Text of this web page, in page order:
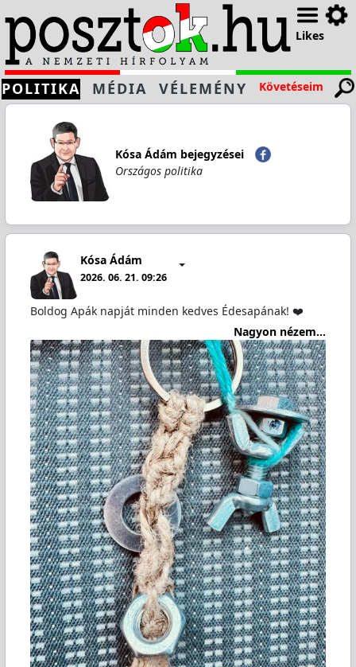
Likes
POLITIKA MÉDIA VÉLEMÉNY Követéseim
Kósa Ádám bejegyzései
Országos politika
Kósa Ádám
2026. 06. 21. 09:26
Boldog Apák napját minden kedves Édesapának! ❤️
Nagyon nézem...